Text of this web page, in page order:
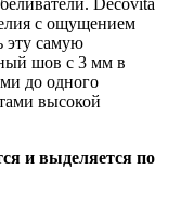
с ощущением
эту самую
шов с 3 мм в
до одного
высокой
и выделяется по